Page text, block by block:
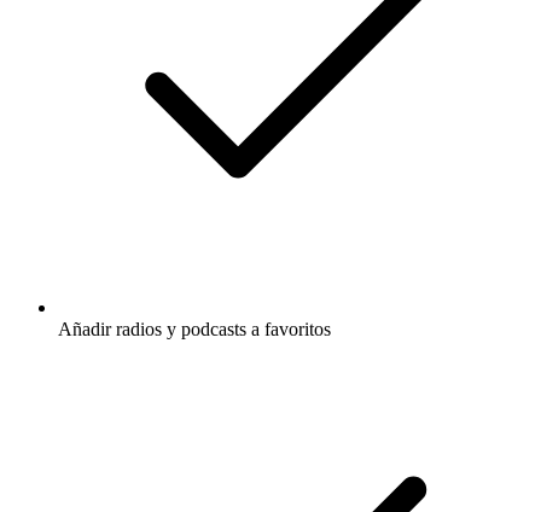
Añadir radios y podcasts a favoritos